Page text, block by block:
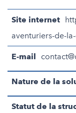
Site internet
aventuriers-de-
E-mail
Nature de la
Statut de la